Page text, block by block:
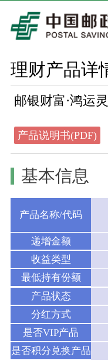
理财产品详
邮银财富·鸿运
产品说明书(PDF)
基本信息
产品名称/代码
递增金额
收益类型
最低持有份额
产品状态
分红方式
是否VIP产品
是否积分兑换产品